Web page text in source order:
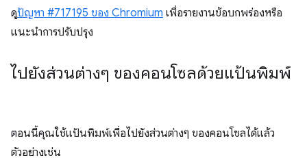
ดูปัญหา #717195 ของ Chromium เพื่อรายงานข้อบกพร่องหรือ
แนะนำการปรับปรุง
ไปยังส่วนต่างๆ ของคอนโซลด้วยแป้นพิมพ์
ตอนนี้คุณใช้แป้นพิมพ์เพื่อไปยังส่วนต่างๆ ของคอนโซลได้แล้ว
ตัวอย่างเช่น